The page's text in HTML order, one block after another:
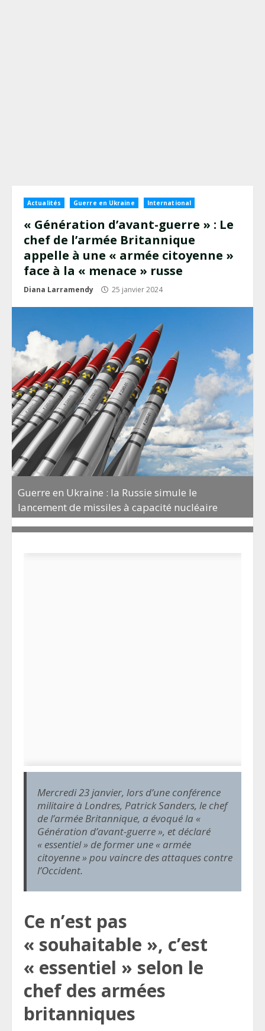
Actualités Guerre en Ukraine International
« Génération d’avant-guerre » : Le
chef de l’armée Britannique
appelle à une « armée citoyenne »
face à la « menace » russe
Diana Larramendy 25 janvier 2024
Guerre en Ukraine : la Russie simule le
lancement de missiles à capacité nucléaire
Mercredi 23 janvier, lors d’une conférence
militaire à Londres, Patrick Sanders, le chef
de l’armée Britannique, a évoqué la «
Génération d’avant-guerre », et déclaré
« essentiel » de former une « armée
citoyenne » pou vaincre des attaques contre
l’Occident.
Ce n’est pas
« souhaitable », c’est
« essentiel » selon le
chef des armées
britanniques